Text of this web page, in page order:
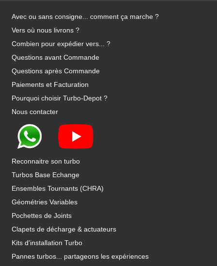
Avec ou sans consigne... comment ça marche ?
Vers où nous livrons ?
Combien pour expédier vers... ?
Questions avant Commande
Questions après Commande
Paiements et Facturation
Pourquoi choisir Turbo-Depot ?
Nous contacter
Reconnaitre son turbo
Turbos Base Echange
Ensembles Tournants (CHRA)
Géométries Variables
Pochettes de Joints
Clapets de décharge & actuateurs
Kits d'installation Turbo
Pannes turbos... partageons les expériences